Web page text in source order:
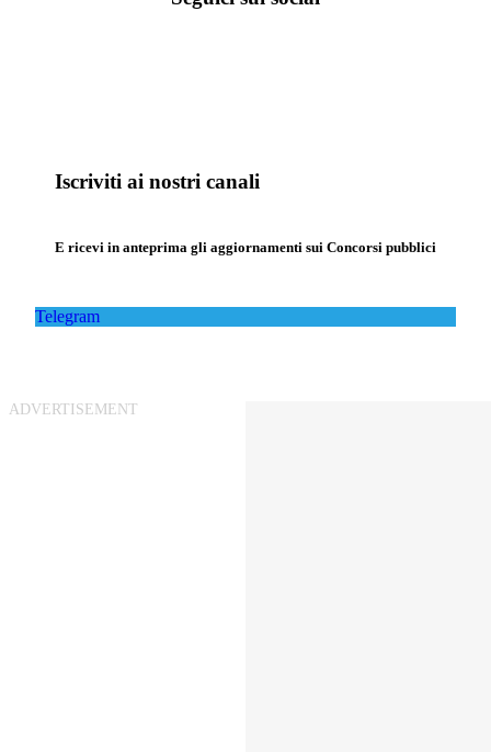
Iscriviti ai nostri canali
E ricevi in anteprima gli aggiornamenti sui Concorsi pubblici
Telegram